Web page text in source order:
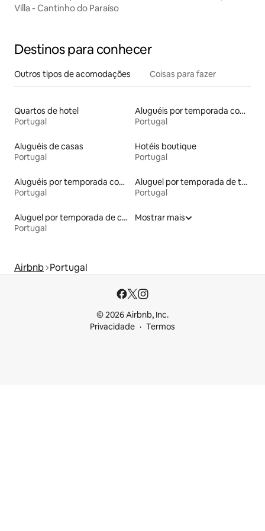
Villa - Cantinho do Paraíso
Destinos para conhecer
Outros tipos de acomodações Coisas para fazer
Quartos de hotel
Portugal
Aluguéis por temporada com acesso ao lago
Portugal
Aluguéis de casas
Portugal
Hotéis boutique
Portugal
Aluguéis por temporada com caiaque
Portugal
Aluguel por temporada de townhouses
Portugal
Aluguel por temporada de casas de veraneio
Portugal
Mostrar mais
Airbnb Portugal
© 2026 Airbnb, Inc.
Privacidade
Termos